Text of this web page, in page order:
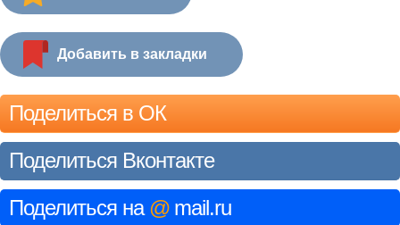
Добавить в закладки
Поделиться в ОК
Поделиться Вконтакте
Поделиться на @ mail.ru